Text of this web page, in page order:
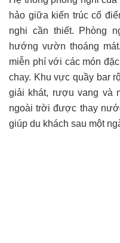
hảo giữa kiến trúc cổ
nghi cần thiết. Phòng
hướng vườn thoáng
miễn phí với các món
chay. Khu vực quầy bar
giải khát, rượu vang và
ngoài trời được thay
giúp du khách sau một